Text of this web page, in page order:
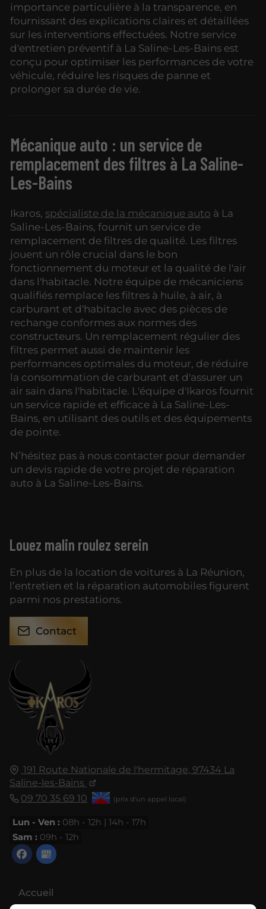
importance particulière à la transparence, en
fournissant des explications claires et détaillées
sur les interventions effectuées. Notre service
d'entretien préventif à La Saline-Les-Bains est
conçu pour optimiser les performances de votre
véhicule, réduire les risques de panne et
prolonger sa durée de vie.
Mécanique auto : un service de
remplacement des filtres à La Saline-
Les-Bains
Ikaros, spécialiste de la mécanique auto à La
Saline-Les-Bains, fournit un service de
remplacement de filtres de qualité. Les filtres
jouent un rôle crucial dans le bon
fonctionnement du moteur et la qualité de l'air
dans l'habitacle. Notre équipe de mécaniciens
qualifiés remplace les filtres à huile, à air, à
carburant et d'habitacle avec des pièces de
rechange conformes aux normes des
constructeurs. Un remplacement régulier des
filtres permet aussi de maintenir les
performances optimales du moteur, de réduire
la consommation de carburant et d'assurer un
air sain dans l'habitacle. L'équipe d'Ikaros fournit
un service rapide et efficace à La Saline-Les-
Bains, en utilisant des outils et des équipements
de pointe.
N’hésitez pas à nous contacter pour demander
un devis rapide de votre projet de réparation
auto à La Saline-Les-Bains.
191 Route Nationale de l'hermitage, 97434 La
Saline-les-Bains
09 70 35 69 10
Lun - Ven : 08h - 12h | 14h - 17h
Sam : 09h - 12h
Accueil
Louez malin roulez serein
En plus de la location de voitures à La Réunion,
l’entretien et la réparation automobiles figurent
parmi nos prestations.
Contact